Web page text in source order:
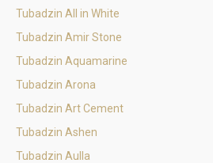
Tubadzin All in White
Tubadzin Amir Stone
Tubadzin Aquamarine
Tubadzin Arona
Tubadzin Art Cement
Tubadzin Ashen
Tubadzin Aulla